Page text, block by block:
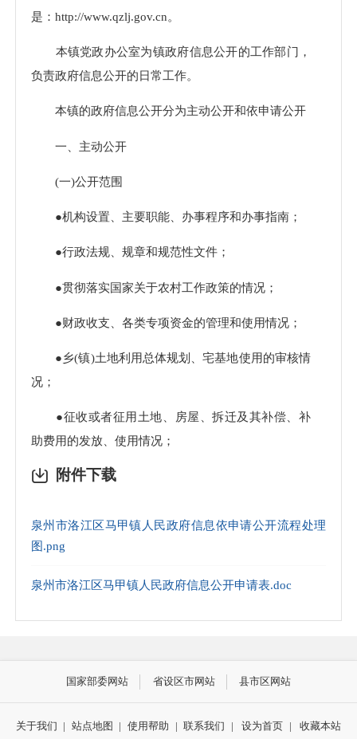
是：http://www.qzlj.gov.cn。
本镇党政办公室为镇政府信息公开的工作部门，
负责政府信息公开的日常工作。
本镇的政府信息公开分为主动公开和依申请公开
一、主动公开
(一)公开范围
●机构设置、主要职能、办事程序和办事指南；
●行政法规、规章和规范性文件；
●贯彻落实国家关于农村工作政策的情况；
●财政收支、各类专项资金的管理和使用情况；
●乡(镇)土地利用总体规划、宅基地使用的审核情
况；
●征收或者征用土地、房屋、拆迁及其补偿、补
助费用的发放、使用情况；
●乡(镇)的债权债务、筹资筹劳情况；
放情况；
赁、拍卖等情况；
具体信息目录可在“洛江公众信息网”上参阅洛江
附件下载
泉州市洛江区马甲镇人民政府信息依申请公开流程处理
图.png
泉州市洛江区马甲镇人民政府信息公开申请表.doc
国家部委网站 省设区市网站 县市区网站
关于我们 | 站点地图 | 使用帮助 | 联系我们 | 设为首页 | 收藏本站